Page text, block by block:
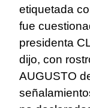
etiquetada
fue
presidenta
dijo, con
AUGUSTO